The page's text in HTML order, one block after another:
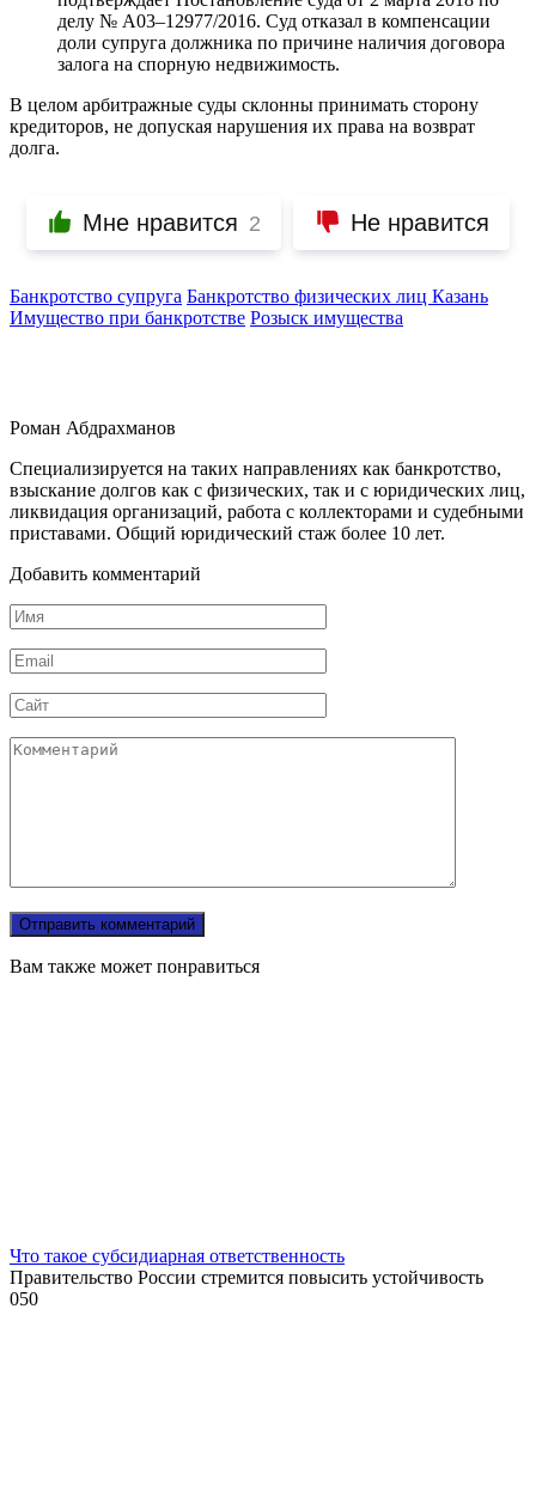
делу № А03–12977/2016. Суд отказал в компенсации
доли супруга должника по причине наличия договора
залога на спорную недвижимость.
В целом арбитражные суды склонны принимать сторону
кредиторов, не допуская нарушения их права на возврат
долга.
Мне нравится 2 Не нравится
Банкротство супруга Банкротство физических лиц Казань
Имущество при банкротстве Розыск имущества
Роман Абдрахманов
Специализируется на таких направлениях как банкротство,
взыскание долгов как с физических, так и с юридических лиц,
ликвидация организаций, работа с коллекторами и судебными
приставами. Общий юридический стаж более 10 лет.
Добавить комментарий
Имя
Email
Сайт
Комментарий
Вам также может понравиться
Что такое субсидиарная ответственность
Правительство России стремится повысить устойчивость
050